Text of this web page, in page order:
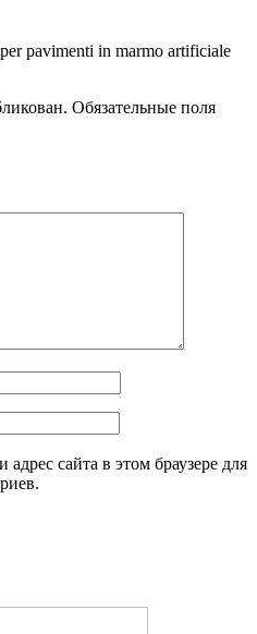
pavimenti in marmo artificiale
Обязательные поля
сайта в этом браузере для